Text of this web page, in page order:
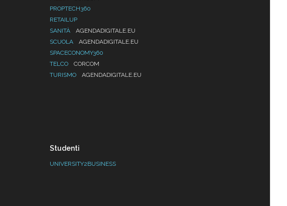
PROPTECH360
RETAILUP
SANITÀ
AGENDADIGITALE.EU
SCUOLA
AGENDADIGITALE.EU
SPACECONOMY360
TELCO
CORCOM
TURISMO
AGENDADIGITALE.EU
Studenti
UNIVERSITY2BUSINESS